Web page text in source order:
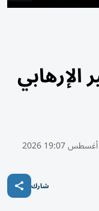
الإرهابي
شارك